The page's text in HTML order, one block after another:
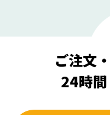
ご注文
24時